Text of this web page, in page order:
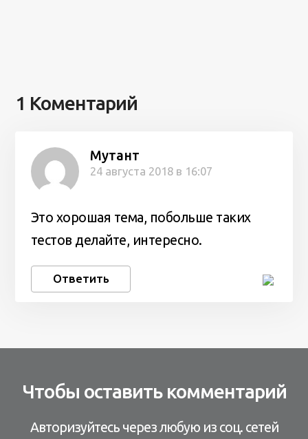
1 Коментарий
Мутант
24 августа 2018 в 16:07
Это хорошая тема, побольше таких
тестов делайте, интересно.
Ответить
Чтобы оставить комментарий
Авторизуйтесь через любую из соц. сетей